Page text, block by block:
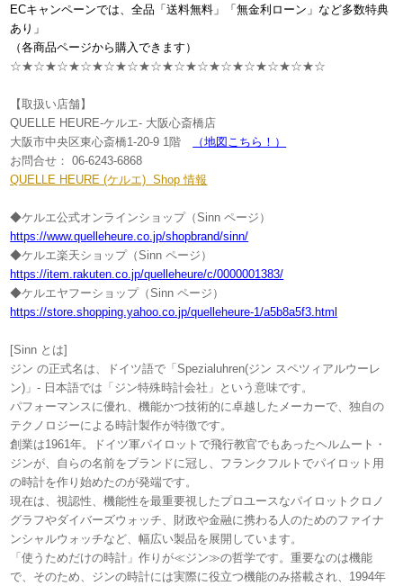
ECキャンペーンでは、全品 「送料無料」「無金利ローン」など多数特典
あり」
（各商品ページから購入できます）
☆★☆★☆★☆★☆★☆★☆★☆★☆★☆★☆★☆★☆★☆
【取扱い店舗】
QUELLE HEURE-ケルエ- 大阪心斎橋店
大阪市中央区東心斎橋1-20-9 1階
（地図こちら！）
お問合せ： 06-6243-6868
QUELLE HEURE (ケルエ) Shop 情報
◆ケルエ公式オンラインショップ（Sinn ページ）
https://www.quelleheure.co.jp/shopbrand/sinn/
◆ケルエ楽天ショップ（Sinn ページ）
https://item.rakuten.co.jp/quelleheure/c/0000001383/
◆ケルエヤフーショップ（Sinn ページ）
https://store.shopping.yahoo.co.jp/quelleheure-1/a5b8a5f3.html
[Sinn とは]
ジン の正式名は、ドイツ語で「Spezialuhren(ジン スペツィアルウーレ
ン)」- 日本語では「ジン特殊時計会社」という意味です。
パフォーマンスに優れ、機能かつ技術的に卓越したメーカーで、独自の
テクノロジーによる時計製作が特徴です。
創業は1961年。ドイツ軍パイロットで飛行教官でもあったヘルムート・
ジンが、自らの名前をブランドに冠し、フランクフルトでパイロット用
の時計を作り始めたのが発端です。
現在は、視認性、機能性を最重要視したプロユースなパイロットクロノ
グラフやダイバーズウォッチ、財政や金融に携わる人のためのファイナ
ンシャルウォッチなど、幅広い製品を展開しています。
「使うためだけの時計」作りが≪ジン≫の哲学です。重要なのは機能
で、そのため、ジンの時計には実際に役立つ機能のみ搭載され、1994年